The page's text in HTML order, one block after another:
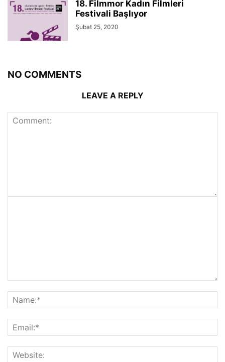
18. Filmmor Kadın Filmleri
Festivali Başlıyor
Şubat 25, 2020
NO COMMENTS
LEAVE A REPLY